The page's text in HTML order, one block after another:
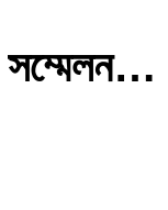
সম্মেলন…